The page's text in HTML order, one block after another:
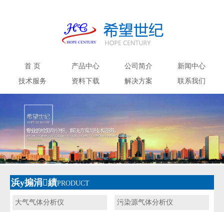
首 页 产品中心 公司简介
新闻中心
技术服务
资料下载 解决方案 联系我们
浜у搧涓績PRODUCT
大气气体分析仪 污染源气体分析仪